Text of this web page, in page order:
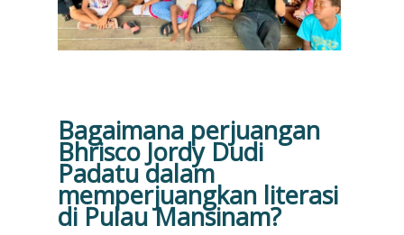
Bagaimana perjuangan
Bhrisco Jordy Dudi
Padatu dalam
memperjuangkan literasi
di Pulau Mansinam?